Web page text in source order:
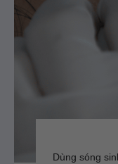
Dùng sóng